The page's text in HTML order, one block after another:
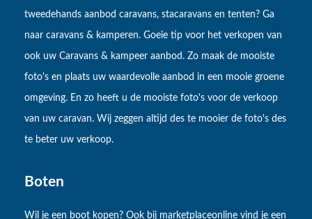
tweedehands aanbod caravans, stacaravans en tenten? Ga
naar caravans & kamperen. Goeie tip voor het verkopen van
ook uw Caravans & kampeer aanbod. Zo maak de mooiste
foto's en plaats uw waardevolle aanbod in een mooie groene
omgeving. En zo heeft u de mooiste foto's voor de verkoop
van uw caravan. Wij zeggen altijd des te mooier de foto's des
te beter uw verkoop.
Boten
Wil je een boot kopen? Ook bij marketplaceonline vind je een